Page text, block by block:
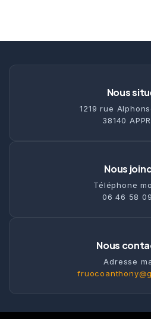
Nous
1219 rue
38140
Nous
Téléphone
06 46 58
Nous
Adresse